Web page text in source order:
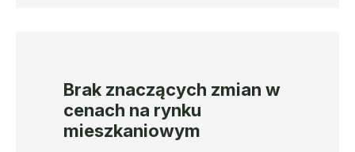
Brak znaczących zmian w
cenach na rynku
mieszkaniowym